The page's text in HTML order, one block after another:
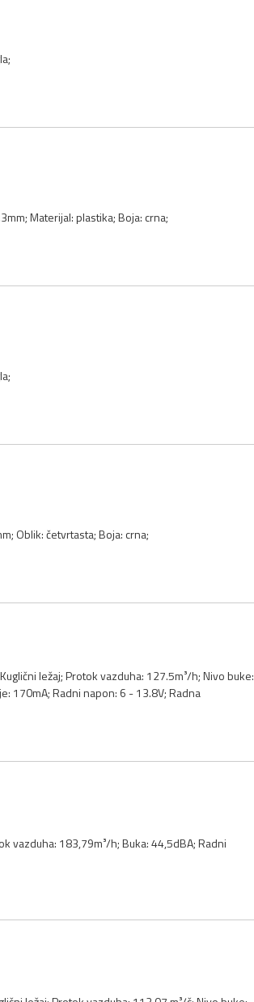
Materijal: plastika; Boja: crna;
Oblik: četvrtasta; Boja: crna;
ležaj; Protok vazduha: 127.5m³/h; Nivo buke:
170mA; Radni napon: 6 - 13.8V; Radna
vazduha: 183,79m³/h; Buka: 44,5dBA; Radni